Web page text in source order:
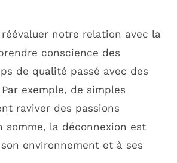
notre relation avec la
conscience des
de qualité passé avec des
exemple, de simples
raviver des passions
la déconnexion est
environnement et à ses